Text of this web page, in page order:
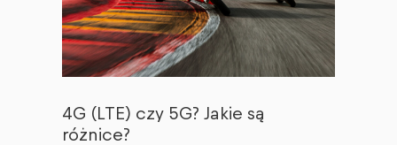
4G (LTE) czy 5G? Jakie są
różnice?